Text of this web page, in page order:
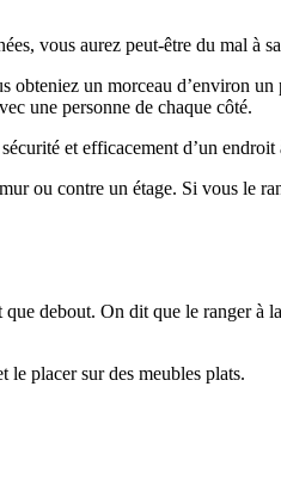
vous aurez peut-être du mal à
un morceau d’environ
une personne de chaque côté.
et efficacement d’un endroit
ou contre un étage. Si vous le
debout. On dit que le ranger à
le placer sur des meubles plats.